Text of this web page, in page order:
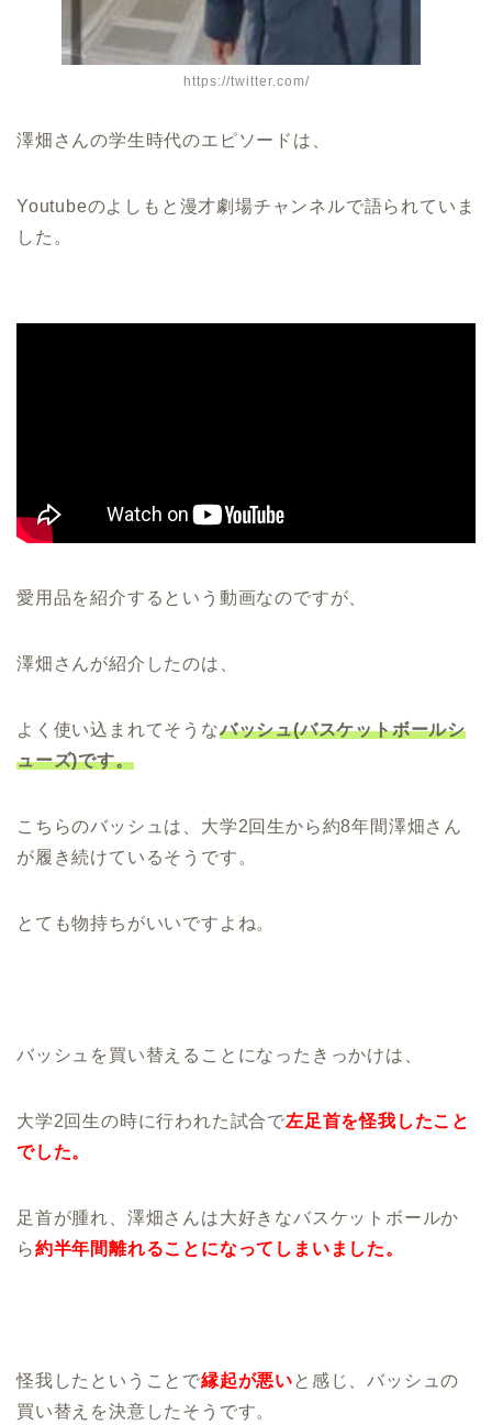
https://twitter.com/
澤畑さんの学生時代のエピソードは、
Youtubeのよしもと漫才劇場チャンネルで語られていま
した。
愛用品を紹介するという動画なのですが、
澤畑さんが紹介したのは、
よく使い込まれてそうなバッシュ(バスケットボールシ
ューズ)です。
こちらのバッシュは、大学2回生から約8年間澤畑さん
が履き続けているそうです。
とても物持ちがいいですよね。
バッシュを買い替えることになったきっかけは、
大学2回生の時に行われた試合で左足首を怪我したこと
でした。
足首が腫れ、澤畑さんは大好きなバスケットボールか
ら約半年間離れることになってしまいました。
怪我したということで縁起が悪いと感じ、バッシュの
買い替えを決意したそうです。